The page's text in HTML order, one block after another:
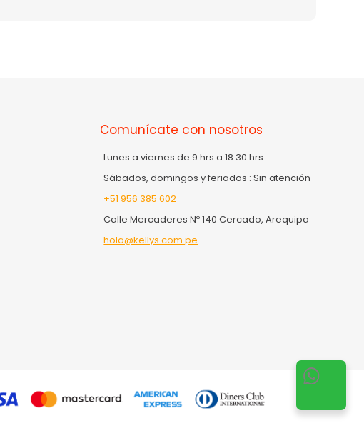
Comunícate con nosotros
Lunes a viernes de 9 hrs a 18:30 hrs.
Sábados, domingos y feriados : Sin atención
+51 956 385 602
Calle Mercaderes Nº 140 Cercado, Arequipa
hola@kellys.com.pe